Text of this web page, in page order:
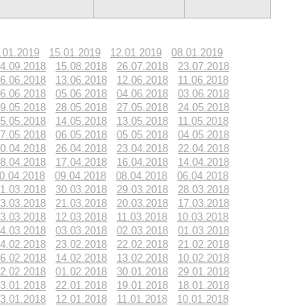
15.01.2019 12.01.2019
08.01.2019
15.08.2018 26.07.2018
23.07.2018
13.06.2018 12.06.2018
11.06.2018
05.06.2018 04.06.2018
03.06.2018
28.05.2018 27.05.2018
24.05.2018
14.05.2018 13.05.2018
11.05.2018
06.05.2018 05.05.2018
04.05.2018
26.04.2018 23.04.2018
22.04.2018
17.04.2018 16.04.2018
14.04.2018
09.04.2018 08.04.2018
06.04.2018
30.03.2018 29.03.2018
28.03.2018
21.03.2018 20.03.2018
17.03.2018
12.03.2018 11.03.2018
10.03.2018
03.03.2018 02.03.2018
01.03.2018
23.02.2018 22.02.2018
21.02.2018
14.02.2018 13.02.2018
10.02.2018
01.02.2018 30.01.2018
29.01.2018
22.01.2018 19.01.2018
18.01.2018
12.01.2018 11.01.2018
10.01.2018